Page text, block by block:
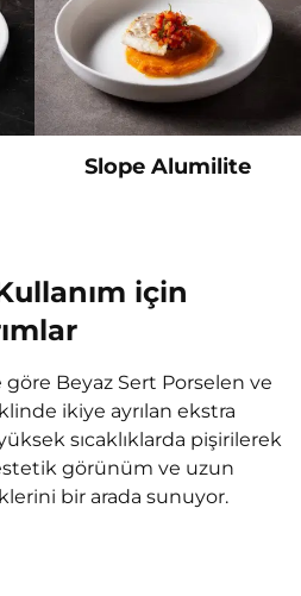
Slope Alumilite
için
göre Beyaz Sert Porselen ve
ikiye ayrılan ekstra
sıcaklıklarda pişirilerek
görünüm ve uzun
bir arada sunuyor.